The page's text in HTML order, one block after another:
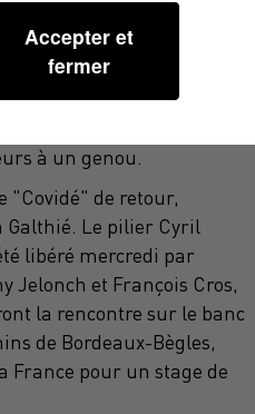
décembre, sera de
Top 14, a annoncé son
des six nations
avait dû déclarer forfait
du monde en 2021, a
à un genou.
"Covidé" de retour,
Le pilier Cyril
libéré mercredi par
Jelonch et François Cros,
la rencontre sur le banc
de Bordeaux-Bègles,
France pour un stage de
Accepter et
fermer